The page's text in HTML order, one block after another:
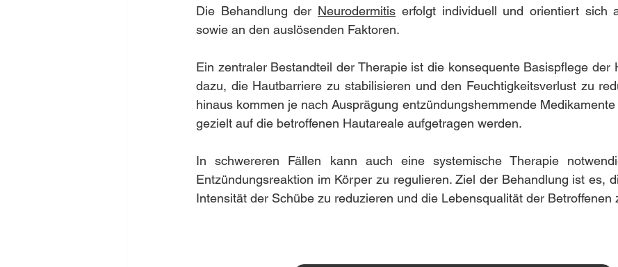
Die Behandlung der Neurodermitis erfolgt individuell und orientiert sich
sowie an den auslösenden Faktoren.
Ein zentraler Bestandteil der Therapie ist die konsequente Basispflege der
dazu, die Hautbarriere zu stabilisieren und den Feuchtigkeitsverlust zu
hinaus kommen je nach Ausprägung entzündungshemmende
gezielt auf die betroffenen Hautareale aufgetragen werden.
In schwereren Fällen kann auch eine systemische Therapie
Entzündungsreaktion im Körper zu regulieren. Ziel der Behandlung ist es,
Intensität der Schübe zu reduzieren und die Lebensqualität der Betroffenen